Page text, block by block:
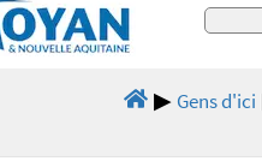
Gens d'ici